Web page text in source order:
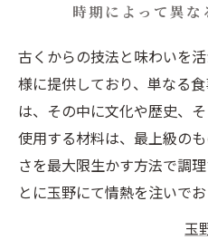
時期によって異な
古くからの技法と味わいを
様に提供しており、単なる
は、その中に文化や歴史、
使用する材料は、最上級の
さを最大限生かす方法で調
とに玉野にて情熱を注いでお
玉